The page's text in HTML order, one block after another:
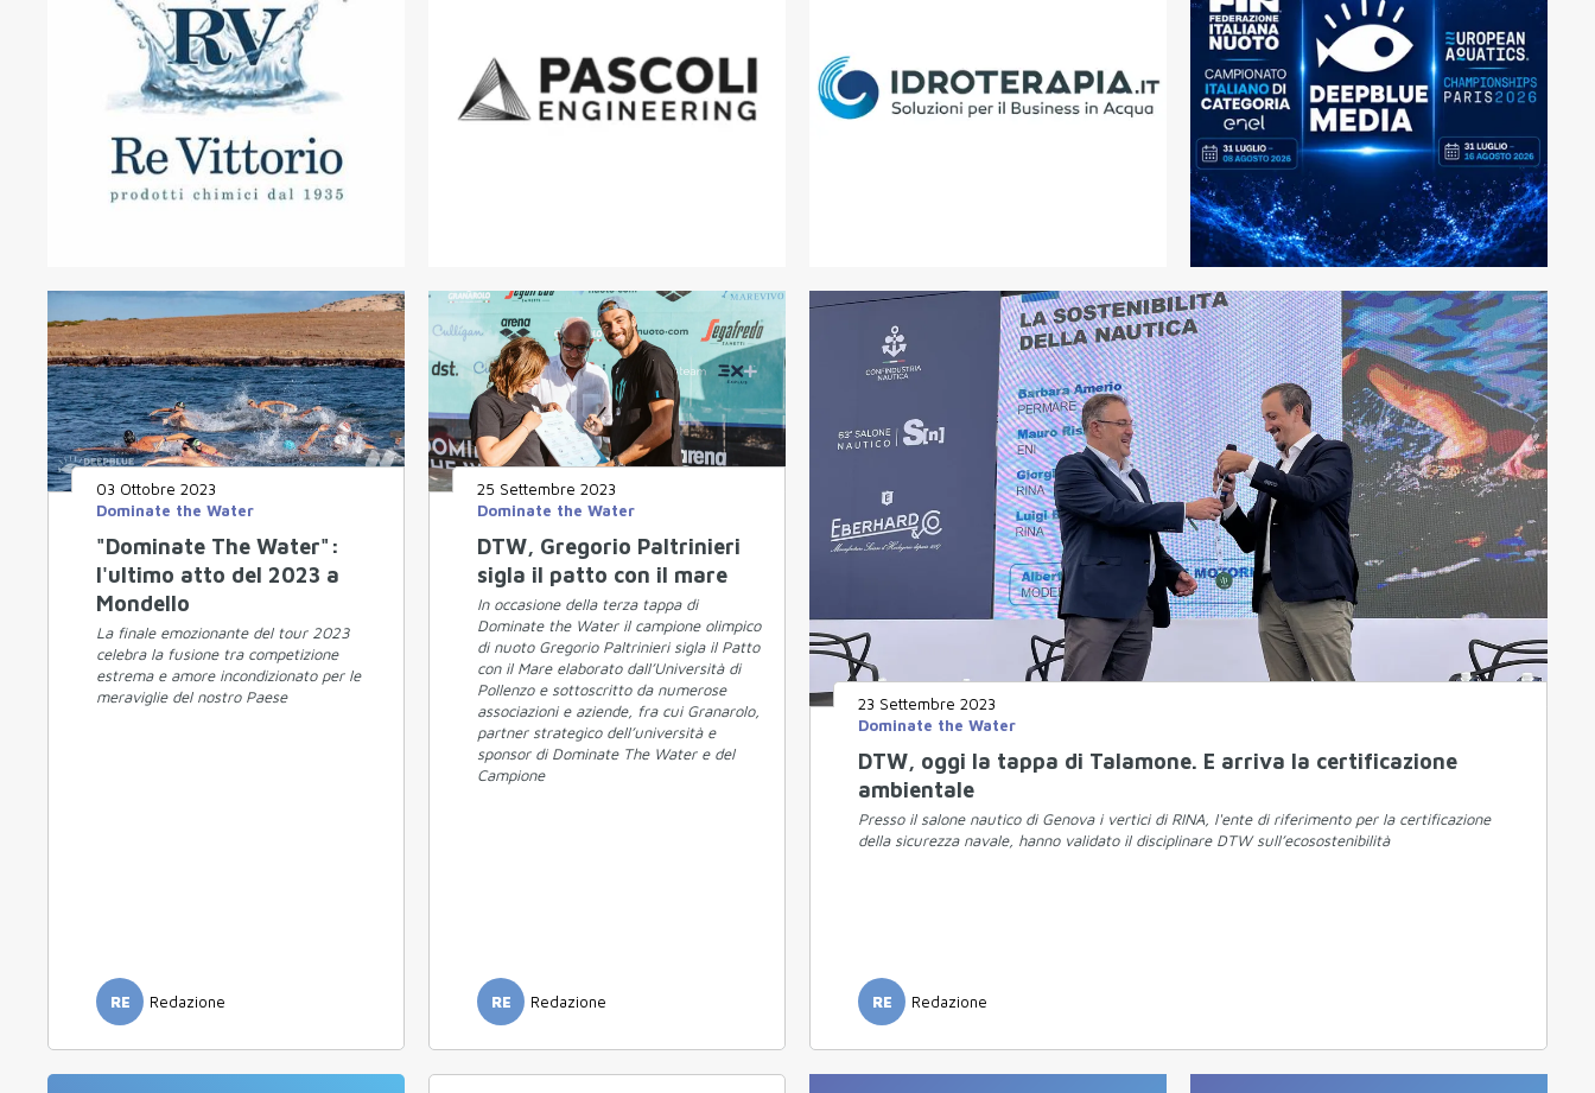
03 Ottobre 2023
Dominate the Water
"Dominate The Water":
l'ultimo atto del 2023 a
Mondello
La finale emozionante del tour 2023
celebra la fusione tra competizione
estrema e amore incondizionato per le
meraviglie del nostro Paese
RE Redazione
25 Settembre 2023
Dominate the Water
DTW, Gregorio Paltrinieri
sigla il patto con il mare
In occasione della terza tappa di
Dominate the Water il campione olimpico
di nuoto Gregorio Paltrinieri sigla il Patto
con il Mare elaborato dall’Università di
Pollenzo e sottoscritto da numerose
associazioni e aziende, fra cui Granarolo,
partner strategico dell’università e
sponsor di Dominate The Water e del
Campione
RE Redazione
23 Settembre 2023
Dominate the Water
DTW, oggi la tappa di Talamone. E arriva la certificazione
ambientale
Presso il salone nautico di Genova i vertici di RINA, l'ente di riferimento per la certificazione
della sicurezza navale, hanno validato il disciplinare DTW sull’ecosostenibilità
RE Redazione